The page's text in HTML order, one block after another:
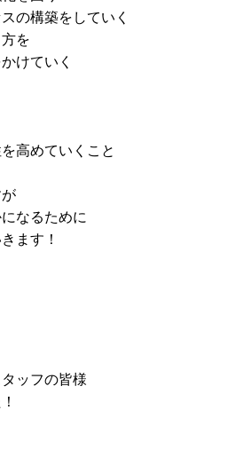
の構築をしていく
を
けていく
高めていくこと
なるために
ます！
ッフの皆様